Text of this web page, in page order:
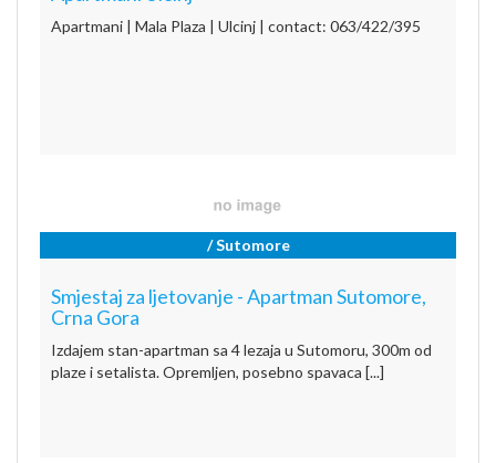
Apartmani | Mala Plaza | Ulcinj | contact: 063/422/395
/ Sutomore
Smjestaj za ljetovanje - Apartman Sutomore,
Crna Gora
Izdajem stan-apartman sa 4 lezaja u Sutomoru, 300m od
plaze i setalista. Opremljen, posebno spavaca [...]